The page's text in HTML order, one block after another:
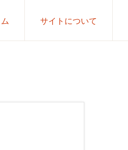
サイトについて